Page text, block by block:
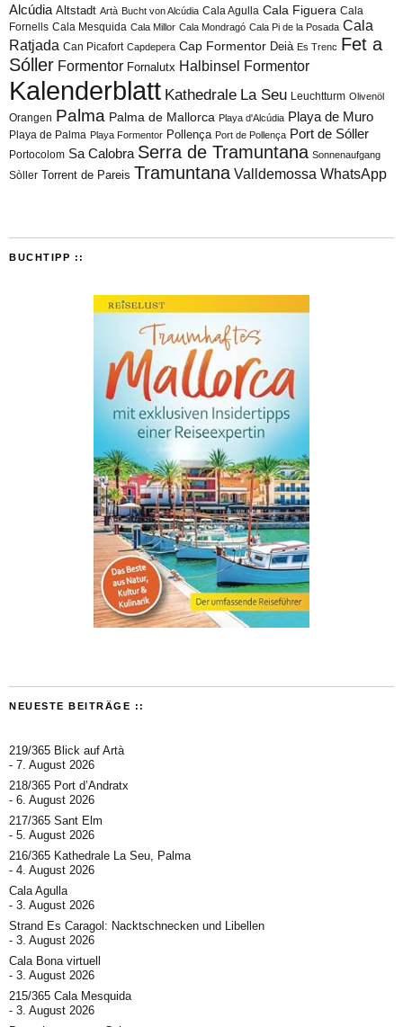
Alcúdia Altstadt Artà Bucht von Alcúdia Cala Agulla Cala Figuera Cala
Fornells Cala Mesquida Cala Millor Cala Mondragó Cala Pi de la Posada Cala
Ratjada Can Picafort Capdepera Cap Formentor Deià Es Trenc Fet a
Sóller Formentor Fornalutx Halbinsel Formentor
Kalenderblatt Kathedrale La Seu Leuchtturm Olivenöl
Orangen Palma Palma de Mallorca Playa d'Alcúdia Playa de Muro
Playa de Palma Playa Formentor Pollença Port de Pollença Port de Sóller
Portocolom Sa Calobra Serra de Tramuntana Sonnenaufgang
Sòller Torrent de Pareis Tramuntana Valldemossa WhatsApp
BUCHTIPP ::
NEUESTE BEITRÄGE ::
219/365 Blick auf Artà
7. August 2026
218/365 Port d’Andratx
6. August 2026
217/365 Sant Elm
5. August 2026
216/365 Kathedrale La Seu, Palma
4. August 2026
Cala Agulla
3. August 2026
Strand Es Caragol: Nacktschnecken und Libellen
3. August 2026
Cala Bona virtuell
3. August 2026
215/365 Cala Mesquida
3. August 2026